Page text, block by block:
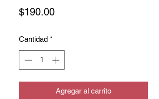
$190.00Precio
Cantidad *
Agregar al carrito